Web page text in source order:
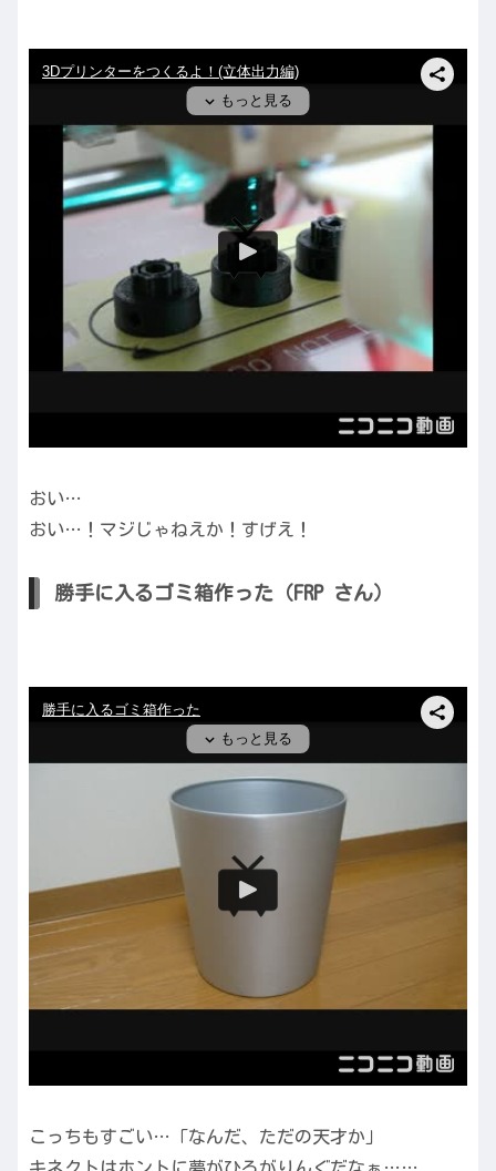
おい…
おい…！マジじゃねえか！すげえ！
勝手に入るゴミ箱作った（FRP さん）
こっちもすごい…「なんだ、ただの天才か」